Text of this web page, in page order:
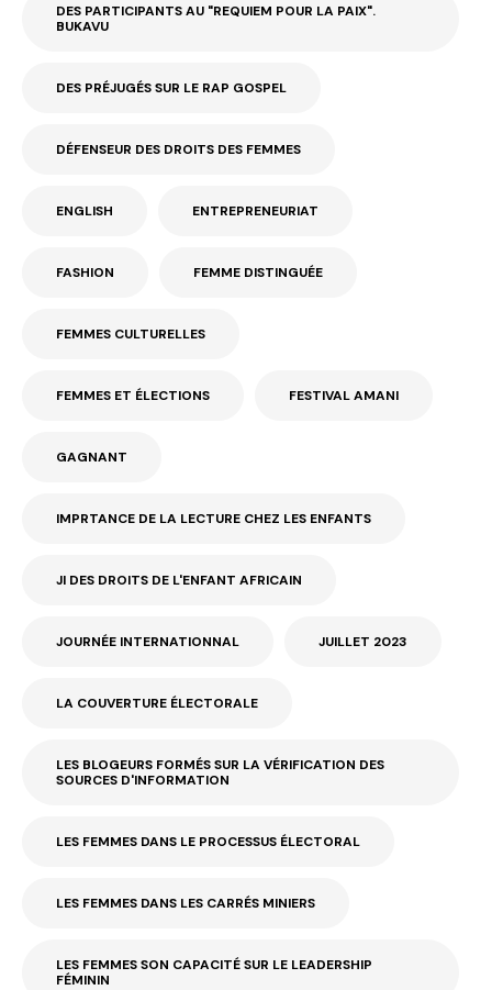
DES PARTICIPANTS AU "REQUIEM POUR LA PAIX".
BUKAVU
DES PRÉJUGÉS SUR LE RAP GOSPEL
DÉFENSEUR DES DROITS DES FEMMES
ENGLISH ENTREPRENEURIAT
FASHION FEMME DISTINGUÉE
FEMMES CULTURELLES
FEMMES ET ÉLECTIONS FESTIVAL AMANI
GAGNANT
IMPRTANCE DE LA LECTURE CHEZ LES ENFANTS
JI DES DROITS DE L'ENFANT AFRICAIN
JOURNÉE INTERNATIONNAL JUILLET 2023
LA COUVERTURE ÉLECTORALE
LES BLOGEURS FORMÉS SUR LA VÉRIFICATION DES
SOURCES D'INFORMATION
LES FEMMES DANS LE PROCESSUS ÉLECTORAL
LES FEMMES DANS LES CARRÉS MINIERS
LES FEMMES SON CAPACITÉ SUR LE LEADERSHIP
FÉMININ